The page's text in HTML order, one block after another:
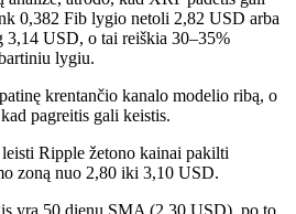
0,382 Fib lygio netoli 2,82 USD arba
3,14 USD, o tai reiškia 30–35%
lygiu.
krentančio kanalo modelio ribą, o
pagreitis gali keistis.
Ripple žetono kainai pakilti
zoną nuo 2,80 iki 3,10 USD.
yra 50 dienų SMA (2,30 USD), po to